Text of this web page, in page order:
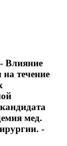
Влияние
течение
мед.
-